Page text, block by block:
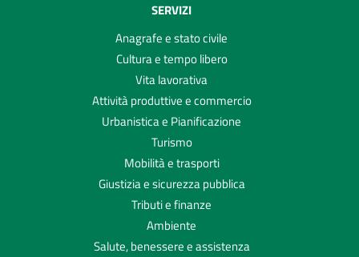
SERVIZI
Anagrafe e stato civile
Cultura e tempo libero
Vita lavorativa
Attività produttive e commercio
Urbanistica e Pianificazione
Turismo
Mobilità e trasporti
Giustizia e sicurezza pubblica
Tributi e finanze
Ambiente
Salute, benessere e assistenza